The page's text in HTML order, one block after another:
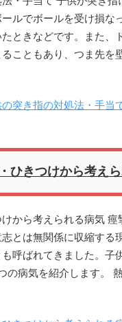
ルでボールを受け損な
ときなどです。また、
こともあり、つま先を
の突き指の対処法・手当
ひきつけから考え
から考えられる病気 痙
とは無関係に収縮する
呼ばれてきました。子
の病気を紹介します。